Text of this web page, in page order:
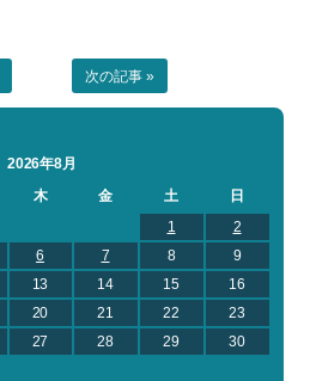
次の記事 »
2026年8月
木 金 土
日
1
2
6 7 8
9
13 14 15
16
20 21 22
23
27 28 29
30